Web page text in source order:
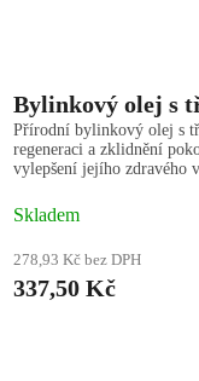
Bylinkový olej s
Přírodní bylinkový olej s
regeneraci a zklidnění
vylepšení jejího zdravého
Skladem
278,93 Kč bez DPH
337,50 Kč